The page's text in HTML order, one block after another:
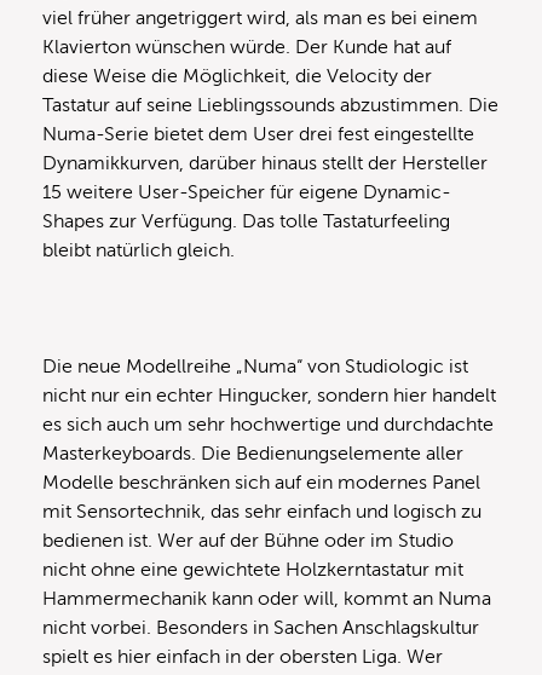
viel früher angetriggert wird, als man es bei einem
Klavierton wünschen würde. Der Kunde hat auf
diese Weise die Möglichkeit, die Velocity der
Tastatur auf seine Lieblingssounds abzustimmen. Die
Numa-Serie bietet dem User drei fest eingestellte
Dynamikkurven, darüber hinaus stellt der Hersteller
15 weitere User-Speicher für eigene Dynamic-
Shapes zur Verfügung. Das tolle Tastaturfeeling
bleibt natürlich gleich.
Die neue Modellreihe „Numa“ von Studiologic ist
nicht nur ein echter Hingucker, sondern hier handelt
es sich auch um sehr hochwertige und durchdachte
Masterkeyboards. Die Bedienungselemente aller
Modelle beschränken sich auf ein modernes Panel
mit Sensortechnik, das sehr einfach und logisch zu
bedienen ist. Wer auf der Bühne oder im Studio
nicht ohne eine gewichtete Holzkerntastatur mit
Hammermechanik kann oder will, kommt an Numa
nicht vorbei. Besonders in Sachen Anschlagskultur
spielt es hier einfach in der obersten Liga. Wer